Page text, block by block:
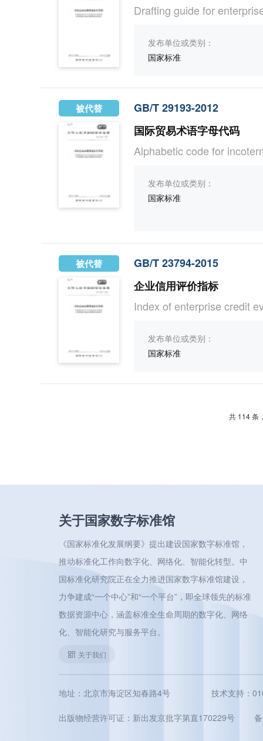
Drafting guide for
发布单位或类别：
国家标准
被代替
GB/T 29193-2012
国际贸易术语字母代码
Alphabetic code for
发布单位或类别：
国家标准
被代替
GB/T 23794-2015
企业信用评价指标
Index of enterprise credit
发布单位或类别：
国家标准
共 114 条
关于国家数字标准馆
《国家标准化发展纲要》提出建设国家数字标准馆，
推动标准化工作向数字化、网络化、智能化转型。中
国标准化研究院正在全力推进国家数字标准馆建设，
力争建成“一个中心”和“一个平台”，即全球领先的标准
数据资源中心，涵盖标准全生命周期的数字化、网络
化、智能化研究与服务平台。
关于我们
地址：北京市海淀区知春路4号 技术支持：
出版物经营许可证：新出发京批字第直170229号